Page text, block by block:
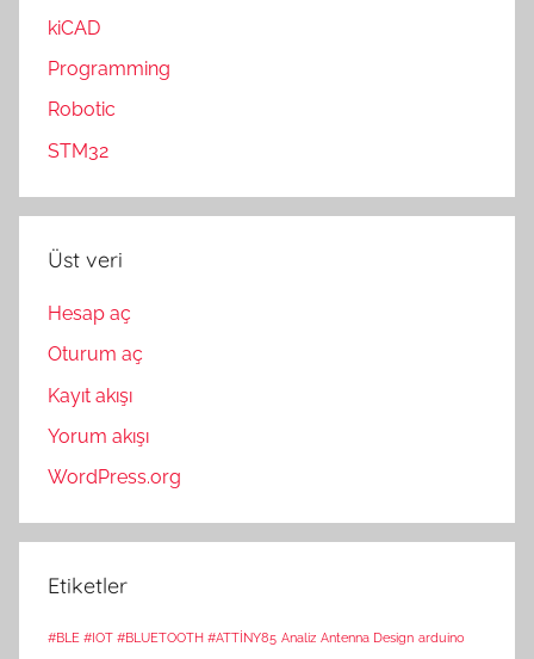
kiCAD
Programming
Robotic
STM32
Üst veri
Hesap aç
Oturum aç
Kayıt akışı
Yorum akışı
WordPress.org
Etiketler
#BLE #IOT #BLUETOOTH #ATTİNY85 Analiz Antenna Design arduino